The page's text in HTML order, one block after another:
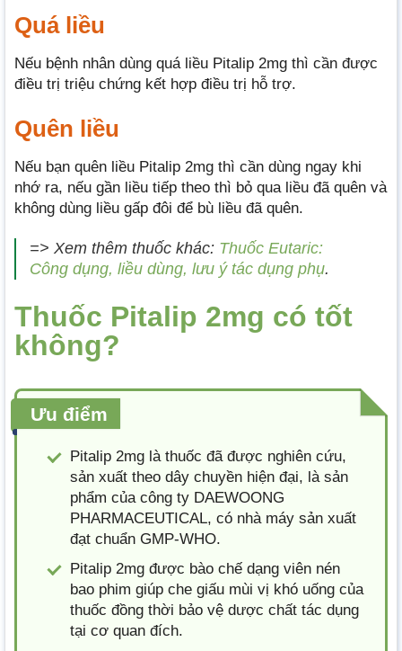
Quá liều
Nếu bệnh nhân dùng quá liều Pitalip 2mg thì cần được
điều trị triệu chứng kết hợp điều trị hỗ trợ.
Quên liều
Nếu bạn quên liều Pitalip 2mg thì cần dùng ngay khi
nhớ ra, nếu gần liều tiếp theo thì bỏ qua liều đã quên và
không dùng liều gấp đôi để bù liều đã quên.
=> Xem thêm thuốc khác: Thuốc Eutaric:
Công dụng, liều dùng, lưu ý tác dụng phụ.
Thuốc Pitalip 2mg có tốt
không?
Ưu điểm
Pitalip 2mg là thuốc đã được nghiên cứu,
sản xuất theo dây chuyền hiện đại, là sản
phẩm của công ty DAEWOONG
PHARMACEUTICAL, có nhà máy sản xuất
đạt chuẩn GMP-WHO.
Pitalip 2mg được bào chế dạng viên nén
bao phim giúp che giấu mùi vị khó uống của
thuốc đồng thời bảo vệ dược chất tác dụng
tại cơ quan đích.